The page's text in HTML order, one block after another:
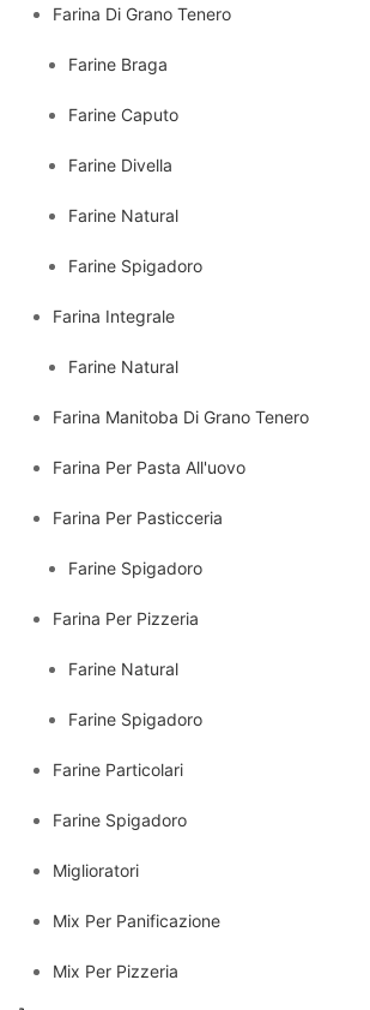
Farina Di Grano Tenero
Farine Braga
Farine Caputo
Farine Divella
Farine Natural
Farine Spigadoro
Farina Integrale
Farine Natural
Farina Manitoba Di Grano Tenero
Farina Per Pasta All'uovo
Farina Per Pasticceria
Farine Spigadoro
Farina Per Pizzeria
Farine Natural
Farine Spigadoro
Farine Particolari
Farine Spigadoro
Miglioratori
Mix Per Panificazione
Mix Per Pizzeria